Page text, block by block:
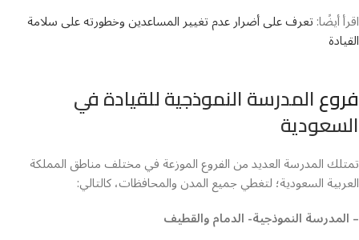
اقرأ أيضًا:تعرف على أضرار عدم تغيير المساعدين وخطورته على سلامة
القيادة
فروعالمدرسة النموذجية للقيادة في
السعودية
تمتلك المدرسة العديد من الفروع الموزعة في مختلف مناطق المملكة
العربية السعودية؛ لتغطي جميع المدن والمحافظات، كالتالي:
– المدرسة النموذجية- الدمام والقطيف